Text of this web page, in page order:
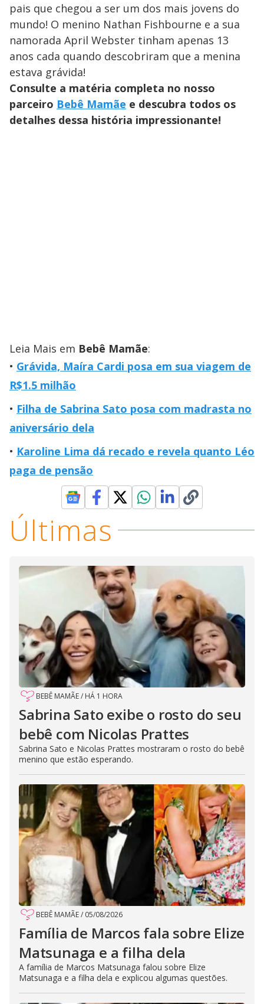
pais que chegou a ser um dos mais jovens do
mundo! O menino Nathan Fishbourne e a sua
namorada April Webster tinham apenas 13
anos cada quando descobriram que a menina
estava grávida!
Consulte a matéria completa no nosso
parceiro Bebê Mamãe e descubra todos os
detalhes dessa história impressionante!
Leia Mais em Bebê Mamãe:
Grávida, Maíra Cardi posa em sua viagem de
R$1.5 milhão
Filha de Sabrina Sato posa com madrasta no
aniversário dela
Karoline Lima dá recado e revela quanto Léo
paga de pensão
Últimas
BEBÊ MAMÃE/ HÁ 1 HORA
Sabrina Sato exibe o rosto do seu
bebê com Nicolas Prattes
Sabrina Sato e Nicolas Prattes mostraram o rosto do bebê
menino que estão esperando.
BEBÊ MAMÃE/ 05/08/2026
Família de Marcos fala sobre Elize
Matsunaga e a filha dela
A família de Marcos Matsunaga falou sobre Elize
Matsunaga e a filha dela e explicou algumas questões.